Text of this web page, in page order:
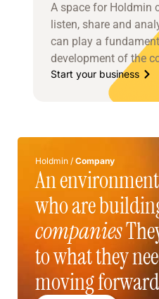
A space for Holdmin
listen, share and
can play a
development of the
Start your business
Holdmin / Company
An
who are
companies
to what they
moving